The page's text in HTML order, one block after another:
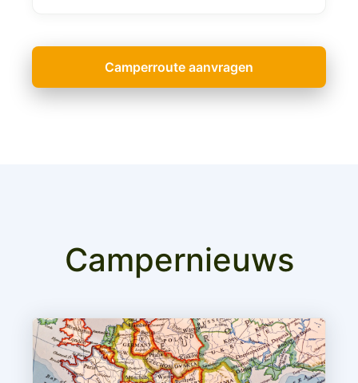
Camperroute aanvragen
Campernieuws